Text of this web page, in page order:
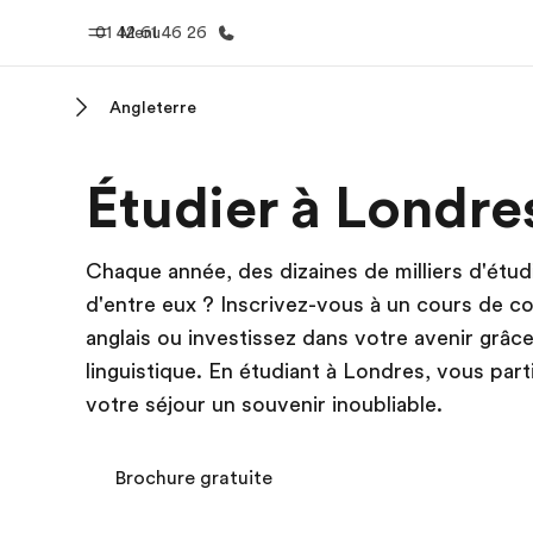
Menu
01 42 61 46 26
Bienvenue chez EF Nos
Angleterre
Étudier à
Chaque année, des dizaines de milliers
d'entre eux ? Inscrivez-vous à un cours de
anglais ou investissez dans votre avenir
linguistique. En étudiant à Londres, vous
votre séjour un souvenir inoubliable.
Brochure gratuite